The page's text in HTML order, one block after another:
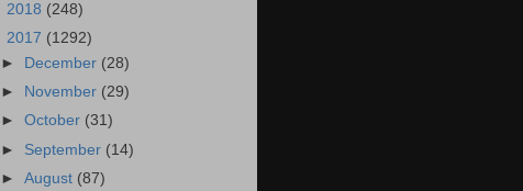
2018 (248)
2017 (1292)
►
December (28)
►
November (29)
►October (31)
► September (14)
►August (87)